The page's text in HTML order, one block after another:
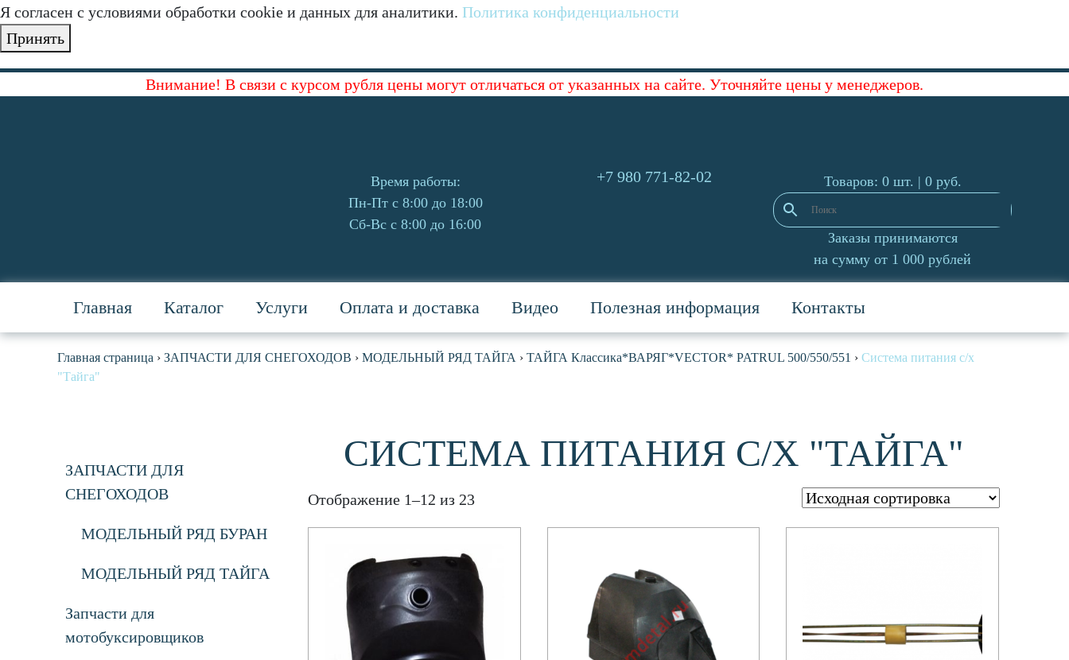
Я согласен с условиями обработки cookie и данных для аналитики. Политика конфиденциальности
Принять
Внимание! В связи с курсом рубля цены могут отличаться от указанных на сайте. Уточняйте цены у менеджеров.
Время работы:
Пн-Пт с 8:00 до 18:00
Сб-Вс с 8:00 до 16:00
+7 980 771-82-02 Товаров: 0 шт. | 0руб.
Заказы принимаются
на сумму от 1 000 рублей
Главная Каталог Услуги Оплата и доставка Видео Полезная информация Контакты
Главная страница › ЗАПЧАСТИ ДЛЯ СНЕГОХОДОВ › МОДЕЛЬНЫЙ РЯД ТАЙГА › ТАЙГА Классика*ВАРЯГ*VECTOR* PATRUL 500/550/551 › Система питания с/х
"Тайга"
ЗАПЧАСТИ ДЛЯ
СНЕГОХОДОВ
МОДЕЛЬНЫЙ РЯД БУРАН
МОДЕЛЬНЫЙ РЯД ТАЙГА
Запчасти для
мотобуксировщиков
СИСТЕМА ПИТАНИЯ С/Х "ТАЙГА"
Отображение 1–12 из 23